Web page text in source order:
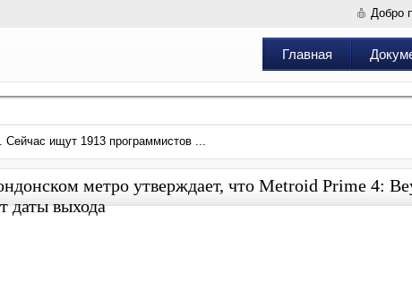
Добро
Главная
. Сейчас ищут 1913 программистов ...
метро утверждает, что Metroid Prime 4:
даты выхода